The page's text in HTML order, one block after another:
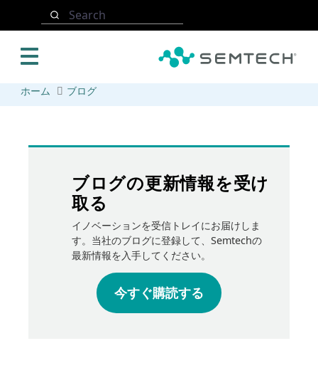
Search
ホーム ブログ
ブログの更新情報を受け
取る
イノベーションを受信トレイにお届けしま
す。当社のブログに登録して、Semtechの
最新情報を入手してください。
今すぐ購読する